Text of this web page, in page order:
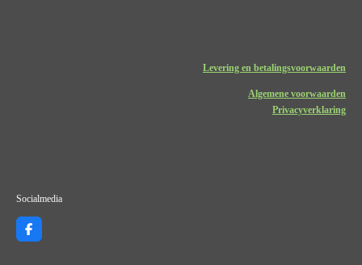
Levering en betalingsvoorwaarden
Algemene voorwaarden
Privacyverklaring
Socialmedia
F
a